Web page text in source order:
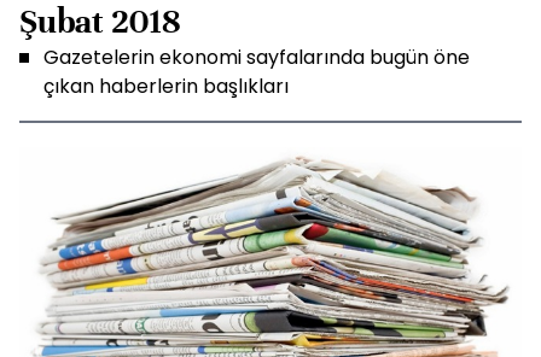
Şubat 2018
Gazetelerin ekonomi sayfalarında bugün öne
çıkan haberlerin başlıkları